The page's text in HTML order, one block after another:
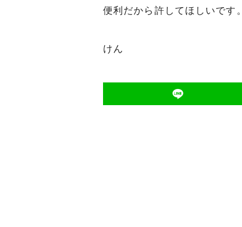
便利だから許してほしいです。
けん